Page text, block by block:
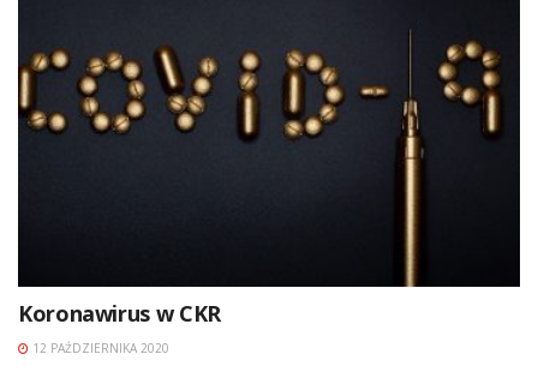
Koronawirus w CKR
12 PAŹDZIERNIKA 2020